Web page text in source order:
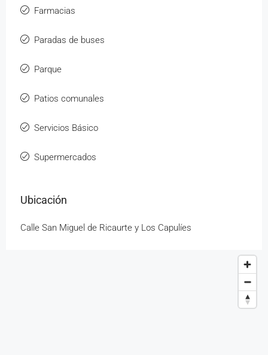
Farmacias
Paradas de buses
Parque
Patios comunales
Servicios Básico
Supermercados
Ubicación
Calle San Miguel de Ricaurte y Los Capulíes